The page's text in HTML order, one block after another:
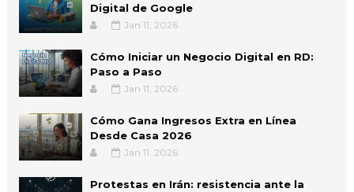
Digital de Google
Jan 11, 2026
Cómo Iniciar un Negocio Digital en RD:
Paso a Paso
Jan 11, 2026
Cómo Gana Ingresos Extra en Línea
Desde Casa 2026
Jan 11, 2026
Protestas en Irán: resistencia ante la